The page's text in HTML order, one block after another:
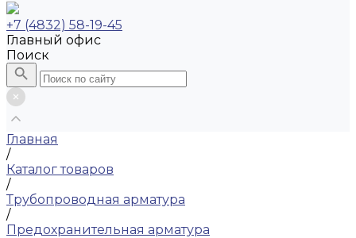
+7 (4832) 58-19-45
Главный офис
Поиск
Главная
/
Каталог товаров
/
Трубопроводная арматура
/
Предохранительная арматура